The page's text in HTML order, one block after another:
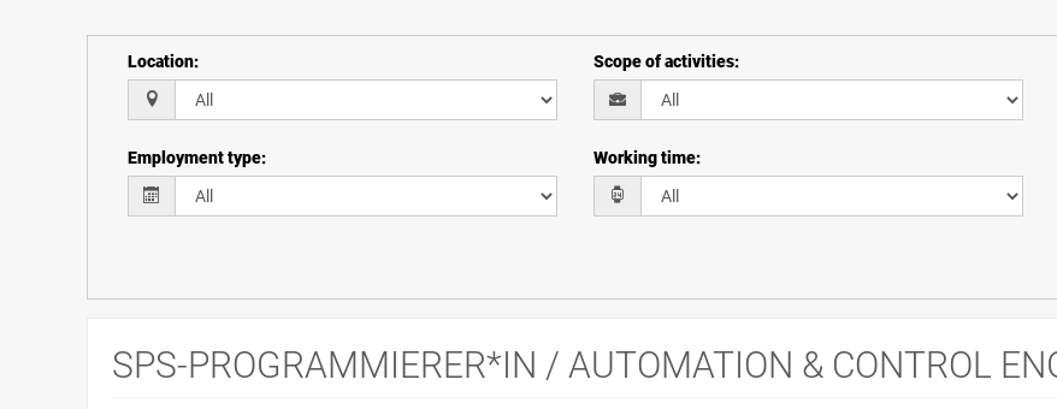
Location: Scope of activities:
Employment type: Working time:
SPS-PROGRAMMIERER*IN / AUTOMATION & CONTROL